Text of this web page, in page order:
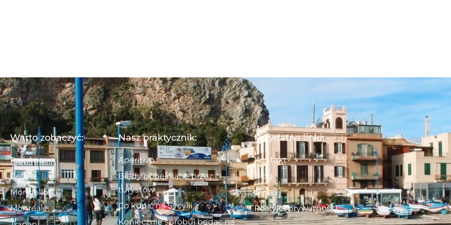
Warto zobaczyć:
Palermo
Cefalu
Mondello
Monreale
Nasz praktycznik:
Aperitivo
Błędy popełniane przez
turystów
Co kupić na Sycylii
Koniecznie spróbuj będąc na
Przydatne linki:
Kontakt
Blog
O nas
Polityka prywatności